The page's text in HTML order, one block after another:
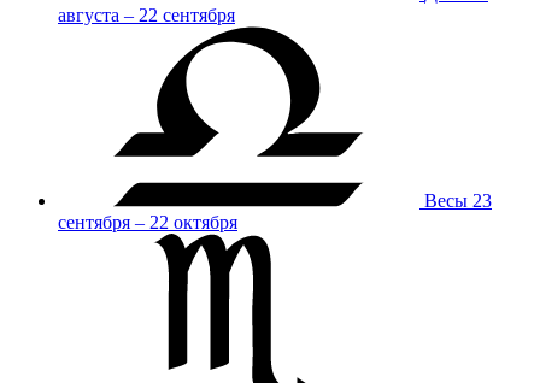
августа – 22 сентября
Весы 23
сентября – 22 октября